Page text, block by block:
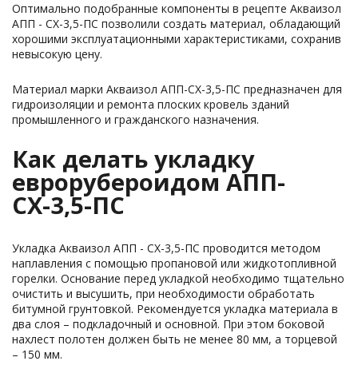
Оптимально подобранные компоненты в рецепте Акваизол
АПП - СХ-3,5-ПС позволили создать материал, обладающий
хорошими эксплуатационными характеристиками, сохранив
невысокую цену.
Материал марки Акваизол АПП-СХ-3,5-ПС предназначен для
гидроизоляции и ремонта плоских кровель зданий
промышленного и гражданского назначения.
Как делать укладку
еврорубероидом АПП-
СХ-3,5-ПС
Укладка Акваизол АПП - СХ-3,5-ПС проводится методом
наплавления с помощью пропановой или жидкотопливной
горелки. Основание перед укладкой необходимо тщательно
очистить и высушить, при необходимости обработать
битумной грунтовкой. Рекомендуется укладка материала в
два слоя – подкладочный и основной. При этом боковой
нахлест полотен должен быть не менее 80 мм, а торцевой
– 150 мм.